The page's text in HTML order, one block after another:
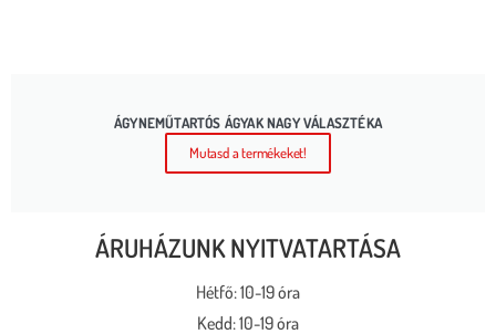
ÁGYNEMŰTARTÓS ÁGYAK NAGY VÁLASZTÉKA
Mutasd a termékeket!
ÁRUHÁZUNK NYITVATARTÁSA
Hétfő: 10-19 óra
Kedd: 10-19 óra